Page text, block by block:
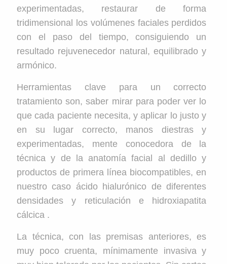
experimentadas, restaurar de forma
tridimensional los volúmenes faciales perdidos
con el paso del tiempo, consiguiendo un
resultado rejuvenecedor natural, equilibrado y
armónico.
Herramientas clave para un correcto
tratamiento son, saber mirar para poder ver lo
que cada paciente necesita, y aplicar lo justo y
en su lugar correcto, manos diestras y
experimentadas, mente conocedora de la
técnica y de la anatomía facial al dedillo y
productos de primera línea biocompatibles, en
nuestro caso ácido hialurónico de diferentes
densidades y reticulación e hidroxiapatita
cálcica .
La técnica, con las premisas anteriores, es
muy poco cruenta, mínimamente invasiva y